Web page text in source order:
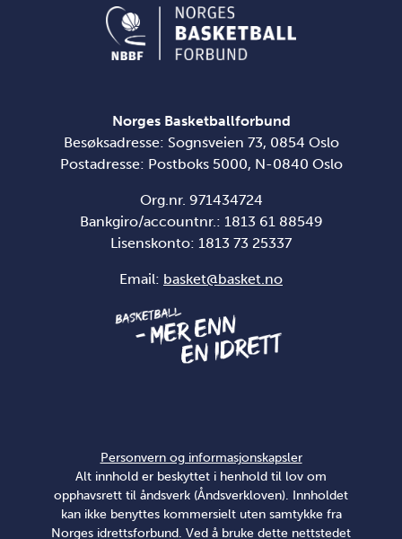
Norges Basketballforbund
Besøksadresse: Sognsveien 73, 0854 Oslo
Postadresse: Postboks 5000, N-0840 Oslo
Org.nr. 971434724
Bankgiro/accountnr.: 1813 61 88549
Lisenskonto: 1813 73 25337
Email: basket@basket.no
Personvern og informasjonskapsler
Alt innhold er beskyttet i henhold til lov om
opphavsrett til åndsverk (Åndsverkloven). Innholdet
kan ikke benyttes kommersielt uten samtykke fra
Norges idrettsforbund. Ved å bruke dette nettstedet